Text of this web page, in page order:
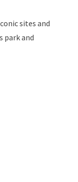
sites and
park and